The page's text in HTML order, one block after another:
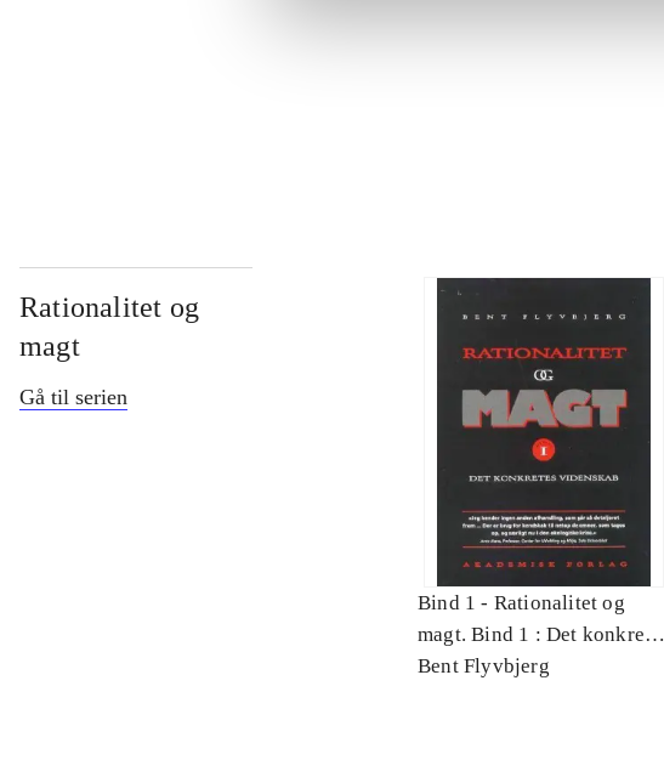
Rationalitet og
magt
Gå til serien
Bind 1 - Rationalitet og
magt. Bind 1 : Det konkretes
videnskab
Bent Flyvbjerg